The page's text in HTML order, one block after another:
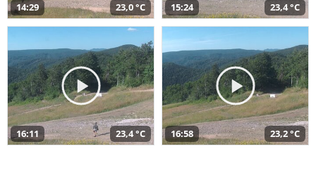
14:29 23,0 °C 15:24 23,4 °C
16:11 23,4 °C 16:58 23,2 °C